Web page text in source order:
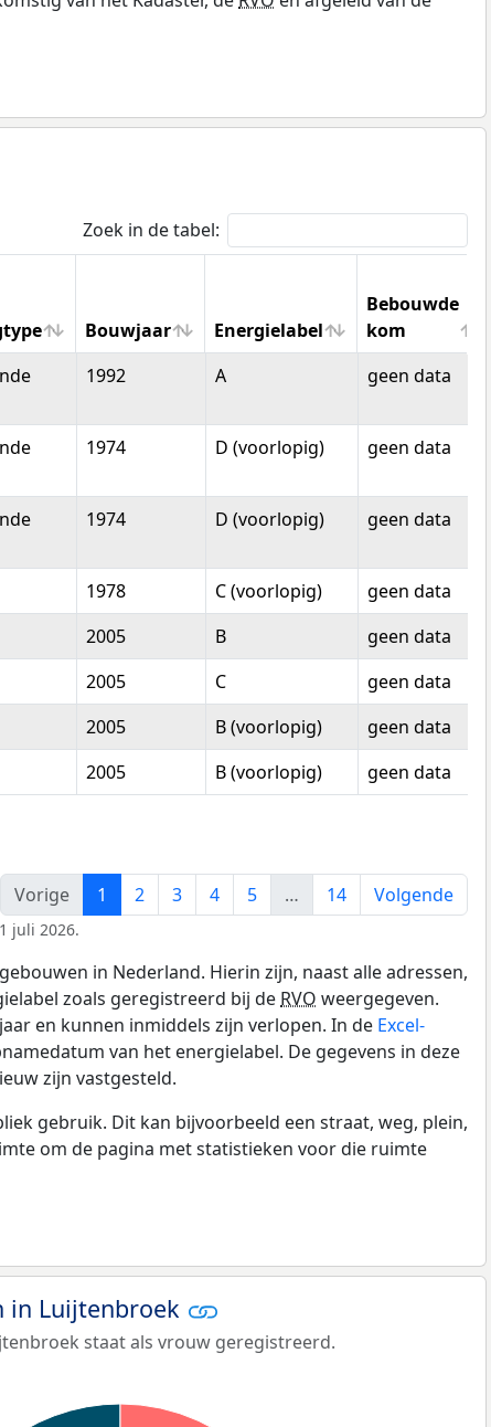
Zoek in de tabel:
Bouwjaar Energielabel
Bebouwde
kom
Bouwjaar Energielabel
Bebouwde
kom
1992 A geen data
1974 D (voorlopig) geen data
1974 D (voorlopig) geen data
1978 C (voorlopig)
geen data
2005 B
geen data
2005 C
geen data
2005 B (voorlopig)
geen data
2005 B (voorlopig) geen data
Vorige
1 2 3 4 5 … 14 Volgende
juli 2026.
in Nederland. Hierin zijn, naast alle adressen,
zoals geregistreerd bij de RVO weergegeven.
en kunnen inmiddels zijn verlopen. In de Excel-
van het energielabel. De gegevens in deze
zijn vastgesteld.
gebruik. Dit kan bijvoorbeeld een straat, weg, plein,
om de pagina met statistieken voor die ruimte
in Luijtenbroek
staat als vrouw geregistreerd.